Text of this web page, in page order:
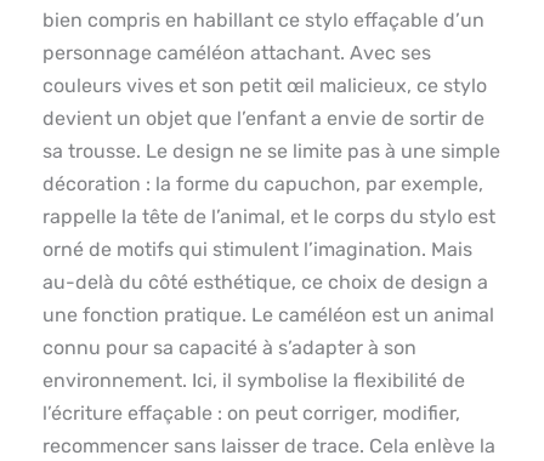
bien compris en habillant ce stylo effaçable d’un
personnage caméléon attachant. Avec ses
couleurs vives et son petit œil malicieux, ce stylo
devient un objet que l’enfant a envie de sortir de
sa trousse. Le design ne se limite pas à une simple
décoration : la forme du capuchon, par exemple,
rappelle la tête de l’animal, et le corps du stylo est
orné de motifs qui stimulent l’imagination. Mais
au-delà du côté esthétique, ce choix de design a
une fonction pratique. Le caméléon est un animal
connu pour sa capacité à s’adapter à son
environnement. Ici, il symbolise la flexibilité de
l’écriture effaçable : on peut corriger, modifier,
recommencer sans laisser de trace. Cela enlève la